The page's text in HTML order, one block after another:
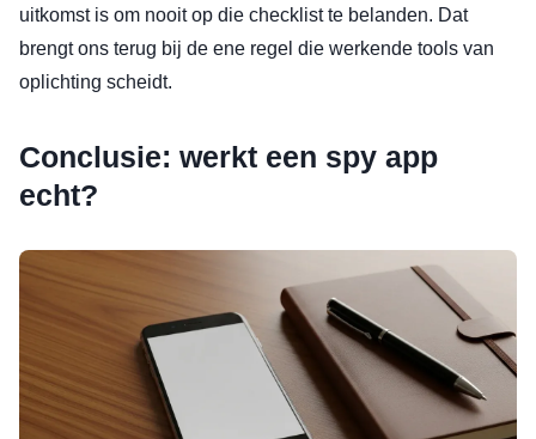
uitkomst is om nooit op die checklist te belanden. Dat
brengt ons terug bij de ene regel die werkende tools van
oplichting scheidt.
Conclusie: werkt een spy app
echt?